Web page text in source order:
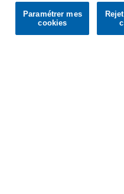
Paramétrer mes
cookies